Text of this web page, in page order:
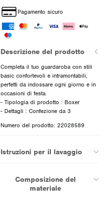
Pagamento sicuro
Descrizione del prodotto
Completa il tuo guardaroba con stili
basic confortevoli e intramontabili,
perfetti da indossare ogni giorno e in
occasioni di festa.
- Tipologia di prodotto : Boxer
Numero del prodotto: 22028589
Istruzioni per il lavaggio
Composizione del
materiale